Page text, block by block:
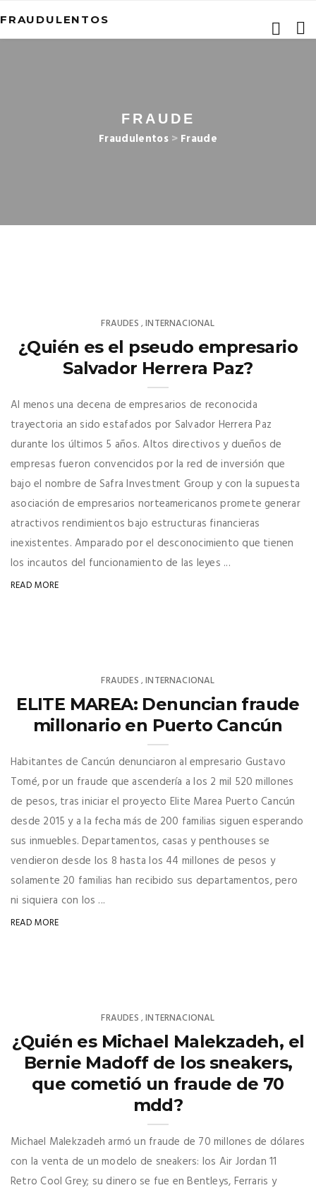
FRAUDULENTOS
FRAUDE
Fraudulentos > Fraude
FRAUDES ,INTERNACIONAL
¿Quién es el pseudo empresario
Salvador Herrera Paz?
Al menos una decena de empresarios de reconocida
trayectoria an sido estafados por Salvador Herrera Paz
durante los últimos 5 años. Altos directivos y dueños de
empresas fueron convencidos por la red de inversión que
bajo el nombre de Safra Investment Group y con la supuesta
asociación de empresarios norteamericanos promete generar
atractivos rendimientos bajo estructuras financieras
inexistentes. Amparado por el desconocimiento que tienen
los incautos del funcionamiento de las leyes ...
READ MORE
FRAUDES ,INTERNACIONAL
ELITE MAREA: Denuncian fraude
millonario en Puerto Cancún
Habitantes de Cancún denunciaron al empresario Gustavo
Tomé, por un fraude que ascendería a los 2 mil 520 millones
de pesos, tras iniciar el proyecto Elite Marea Puerto Cancún
desde 2015 y a la fecha más de 200 familias siguen esperando
sus inmuebles. Departamentos, casas y penthouses se
vendieron desde los 8 hasta los 44 millones de pesos y
solamente 20 familias han recibido sus departamentos, pero
ni siquiera con los ...
READ MORE
FRAUDES ,INTERNACIONAL
¿Quién es Michael Malekzadeh, el
Bernie Madoff de los sneakers,
que cometió un fraude de 70
mdd?
Michael Malekzadeh armó un fraude de 70 millones de dólares
con la venta de un modelo de sneakers: los Air Jordan 11
Retro Cool Grey; su dinero se fue en Bentleys, Ferraris y